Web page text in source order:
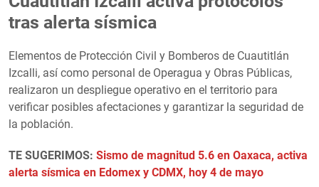
tras alerta sísmica
Elementos de Protección Civil y Bomberos de Cuautitlán
Izcalli, así como personal de Operagua y Obras Públicas,
realizaron un despliegue operativo en el territorio para
verificar posibles afectaciones y garantizar la seguridad de
la población.
TE SUGERIMOS: Sismo de magnitud 5.6 en Oaxaca, activa
alerta sísmica en Edomex y CDMX, hoy 4 de mayo